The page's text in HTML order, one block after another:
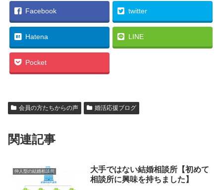
Facebook twitter
Hatena LINE
Pocket
会員の方たちからの声 婚活応援ブログ
関連記事
仲人型の結婚相談所
大手ではない結婚相談所【初めて
相談所に興味を持ちました】